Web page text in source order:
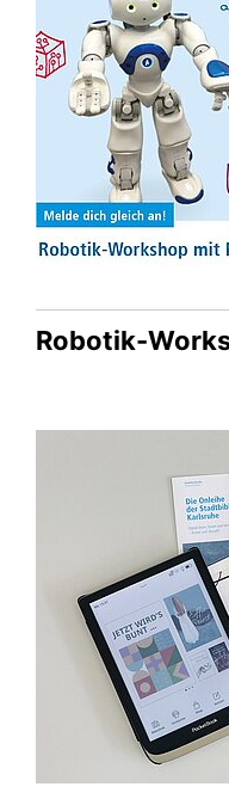
Robotik-